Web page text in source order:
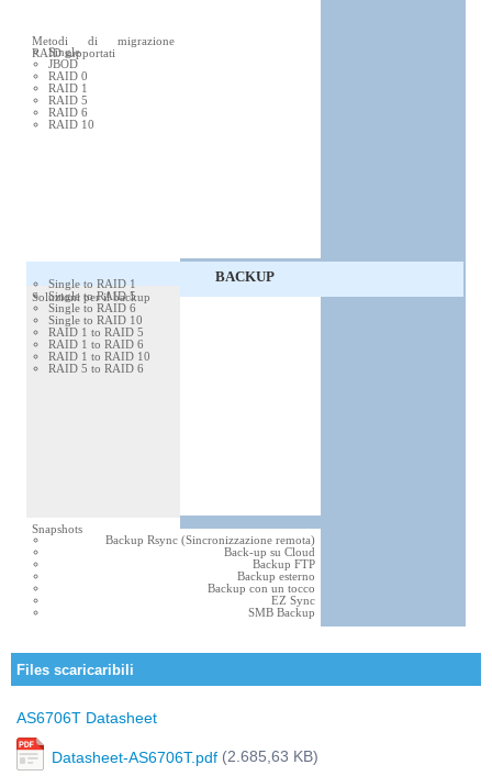
Single
JBOD
RAID 0
RAID 1
RAID 5
RAID 6
RAID 10
Metodi di migrazione
RAID supportati
Single to RAID 1
Single to RAID 5
Single to RAID 6
Single to RAID 10
RAID 1 to RAID 5
RAID 1 to RAID 6
RAID 1 to RAID 10
RAID 5 to RAID 6
BACKUP
Soluzioni per il backup
Backup Rsync (Sincronizzazione remota)
Back-up su Cloud
Backup FTP
Backup esterno
Backup con un tocco
EZ Sync
SMB Backup
Snapshots
iSCSI LUNs
Files scaricaribili
AS6706T Datasheet
Datasheet-AS6706T.pdf (2.685,63 KB)